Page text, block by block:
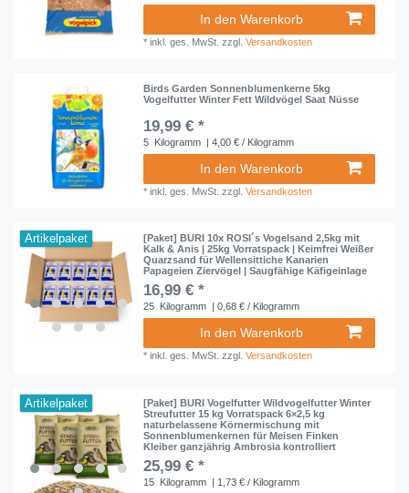
In den Warenkorb
*inkl. ges. MwSt. zzgl.Versandkosten
Birds Garden Sonnenblumenkerne 5kg
Vogelfutter Winter Fett Wildvögel Saat Nüsse
19,99 € *
5 Kilogramm | 4,00 € / Kilogramm
In den Warenkorb
*inkl. ges. MwSt. zzgl.Versandkosten
Artikelpaket
[Paket] BURI 10x ROSI´s Vogelsand 2,5kg mit
Kalk & Anis | 25kg Vorratspack | Keimfrei Weißer
Quarzsand für Wellensittiche Kanarien
Papageien Ziervögel | Saugfähige Käfigeinlage
16,99 € *
25 Kilogramm | 0,68 € / Kilogramm
In den Warenkorb
*inkl. ges. MwSt. zzgl.Versandkosten
Artikelpaket
[Paket] BURI Vogelfutter Wildvogelfutter Winter
Streufutter 15 kg Vorratspack 6×2,5 kg
naturbelassene Körnermischung mit
Sonnenblumenkernen für Meisen Finken
Kleiber ganzjährig Ambrosia kontrolliert
25,99 € *
15 Kilogramm | 1,73 € / Kilogramm